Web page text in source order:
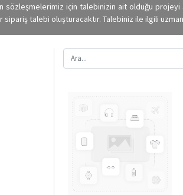
sözleşmelerimiz için talebinizin ait olduğu
talebi oluşturacaktır. Talebiniz ile ilgili